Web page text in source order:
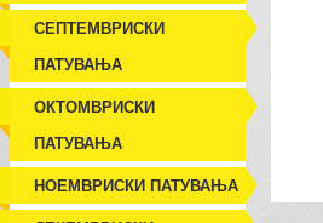
СЕПТЕМВРИСКИ
ПАТУВАЊА
ОКТОМВРИСКИ
ПАТУВАЊА
НОЕМВРИСКИ ПАТУВАЊА